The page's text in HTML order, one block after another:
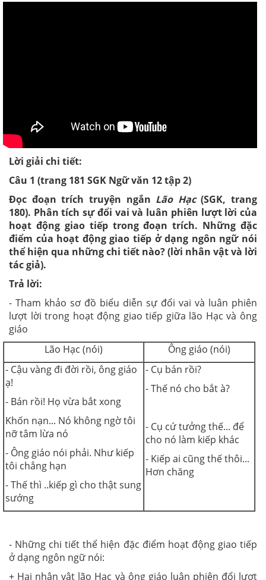
Lời giải chi tiết:
Câu 1 (trang 181 SGK Ngữ văn 12 tập 2)
Đọc đoạn trích truyện ngắn Lão Hạc(SGK, trang
180). Phân tích sự đổi vai và luân phiên lượt lời của
hoạt động giao tiếp trong đoạn trích. Những đặc
điểm của hoạt động giao tiếp ở dạng ngôn ngữ nói
thể hiện qua những chi tiết nào? (lời nhân vật và lời
tác giả).
Trả lời:
- Tham khảo sơ đồ biểu diễn sự đổi vai và luân phiên
lượt lời trong hoạt động giao tiếp giữa lão Hạc và ông
giáo
Lão Hạc (nói)
Ông giáo (nói)
- Cậu vàng đi đời rồi, ông giáo
ạ!
- Bán rồi! Họ vừa bắt xong
Khốn nạn... Nó không ngờ tôi
nỡ tâm lừa nó
- Ông giáo nói phải. Như kiếp
tôi chẳng hạn
- Thế thì ..kiếp gì cho thật sung
sướng
- Cụ bán rồi?
- Thế nó cho bắt à?
- Cụ cứ tưởng thế... để
cho nó làm kiếp khác
- Kiếp ai cũng thế thôi...
Hơn chăng
- Những chi tiết thể hiện đặc điểm hoạt động giao tiếp
ở dạng ngôn ngữ nói:
+ Hai nhân vật lão Hạc và ông giáo luân phiên đổi lượt